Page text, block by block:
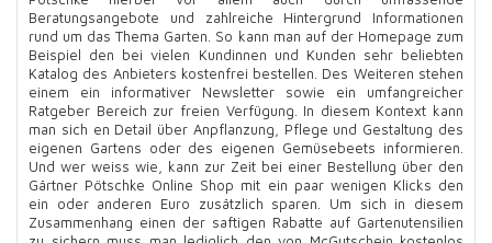
Beratungsangebote und zahlreiche Hintergrund Informationen
rund um das Thema Garten. So kann man auf der Homepage zum
Beispiel den bei vielen Kundinnen und Kunden sehr beliebten
Katalog des Anbieters kostenfrei bestellen. Des Weiteren stehen
einem ein informativer Newsletter sowie ein umfangreicher
Ratgeber Bereich zur freien Verfügung. In diesem Kontext kann
man sich en Detail über Anpflanzung, Pflege und Gestaltung des
eigenen Gartens oder des eigenen Gemüsebeets informieren.
Und wer weiss wie, kann zur Zeit bei einer Bestellung über den
Gärtner Pötschke Online Shop mit ein paar wenigen Klicks den
ein oder anderen Euro zusätzlich sparen. Um sich in diesem
Zusammenhang einen der saftigen Rabatte auf Gartenutensilien